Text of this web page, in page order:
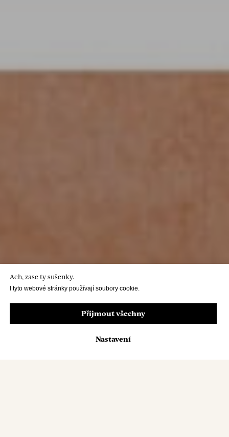
Ach, zase ty sušenky.
I tyto webové stránky používají soubory cookie.
Přijmout všechny
Nastavení